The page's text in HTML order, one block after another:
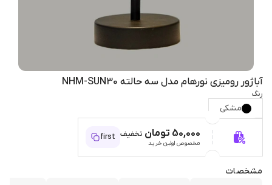
آباژور رومیزی نورهام مدل سه حالته NHM-SUN30
رنگ
مشکی
50,000 تومان تخفیف
مخصوص اولین خرید
first
مشخصات